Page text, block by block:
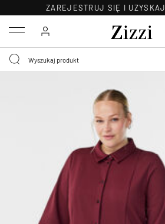
ZAREJESTRUJ SIĘ I UZYSKAJ
Menu